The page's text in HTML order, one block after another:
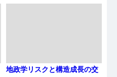
地政学リスクと構造成長の交